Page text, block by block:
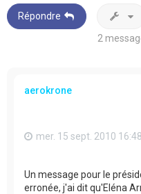
Répondre
2
aerokrone
mer. 15 sept. 2010 16:48
Un message pour le
erronée, j'ai dit qu'Eléna